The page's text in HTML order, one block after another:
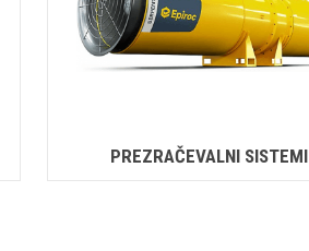
PREZRAČEVALNI SISTEMI